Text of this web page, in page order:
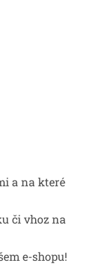
a na které
či vhoz na
e-shopu!